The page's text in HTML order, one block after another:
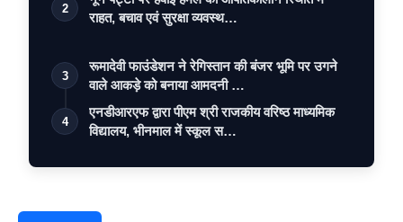
2
राहत, बचाव एवं सुरक्षा व्यवस्थ…
3
रूमादेवी फाउंडेशन ने रेगिस्तान की बंजर भूमि पर उगने
वाले आकड़े को बनाया आमदनी …
4
एनडीआरएफ द्वारा पीएम श्री राजकीय वरिष्ठ माध्यमिक
विद्यालय, भीनमाल में स्कूल स…